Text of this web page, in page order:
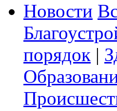
Новости
порядок |